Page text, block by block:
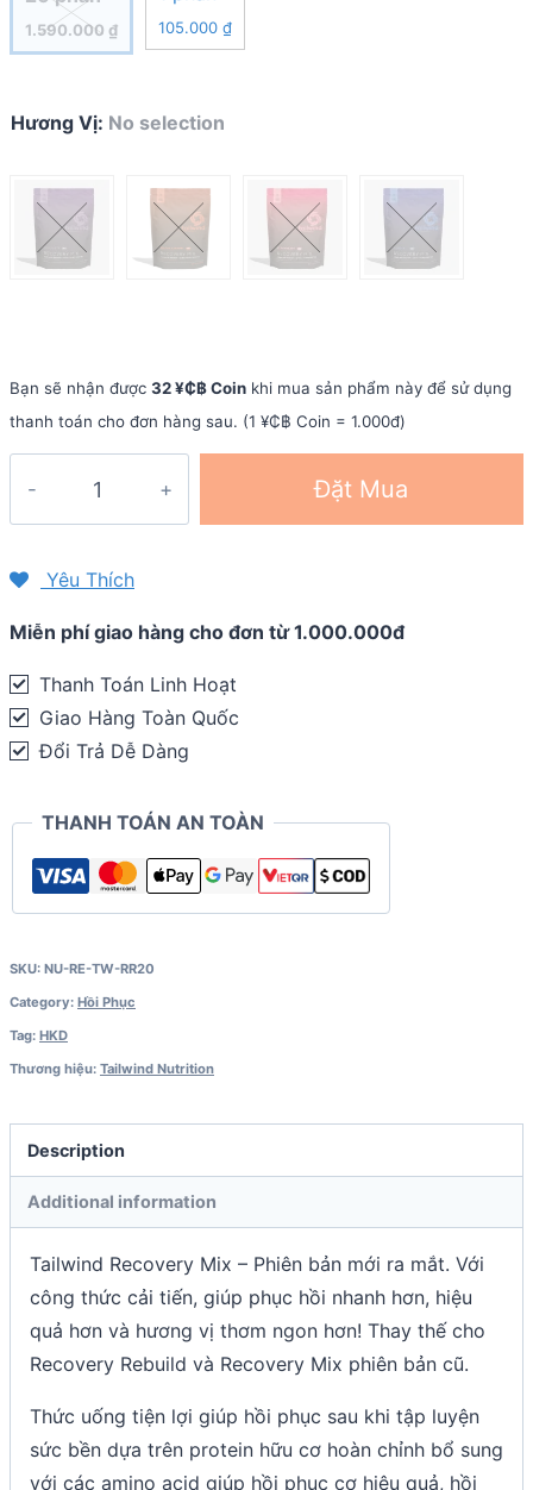
1.590.000 ₫ 105.000 ₫
Hương Vị: No selection
Bạn sẽ nhận được 32 ¥₵฿ Coin khi mua sản phẩm này để sử dụng
thanh toán cho đơn hàng sau. (1 ¥₵฿ Coin = 1.000đ)
phục
Tailwind
Recovery
Mix
(20
Đặt Mua
Yêu Thích
Miễn phí giao hàng cho đơn từ 1.000.000đ
Thanh Toán Linh Hoạt
Giao Hàng Toàn Quốc
Đổi Trả Dễ Dàng
THANH TOÁN AN TOÀN
SKU: NU-RE-TW-RR20
Category: Hồi Phục
Tag: HKD
Thương hiệu: Tailwind Nutrition
Description
Additional information
Tailwind Recovery Mix – Phiên bản mới ra mắt. Với
công thức cải tiến, giúp phục hồi nhanh hơn, hiệu
quả hơn và hương vị thơm ngon hơn! Thay thế cho
Recovery Rebuild và Recovery Mix phiên bản cũ.
Thức uống tiện lợi giúp hồi phục sau khi tập luyện
sức bền dựa trên protein hữu cơ hoàn chỉnh bổ sung
với các amino acid giúp hồi phục cơ hiệu quả, hồi